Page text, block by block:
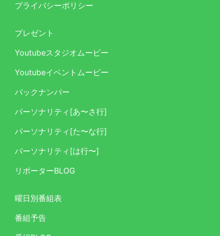
プライバシーポリシー
プレゼント
Youtubeスタジオムービー
Youtubeイベントムービー
バックナンバー
パーソナリティ[あ〜さ行]
パーソナリティ[た〜な行]
パーソナリティ[は行〜]
リポーターBLOG
曜日別番組表
番組予告